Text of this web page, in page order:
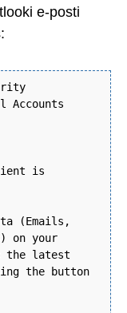
e-posti
Accounts
is
(Emails,
on your
the latest
the button